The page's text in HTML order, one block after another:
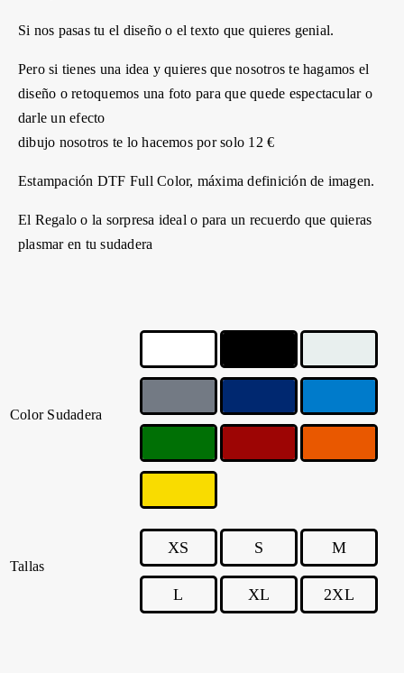
Si nos pasas tu el diseño o el texto que quieres genial.
Pero si tienes una idea y quieres que nosotros te hagamos el
diseño o retoquemos una foto para que quede espectacular o
darle un efecto
dibujo nosotros te lo hacemos por solo 12 €
Estampación DTF Full Color, máxima definición de imagen.
El Regalo o la sorpresa ideal o para un recuerdo que quieras
plasmar en tu sudadera
Color Sudadera
Tallas
XS S M
L XL 2XL